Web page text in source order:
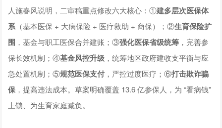
人施春风说明，二审稿重点修改六大核心：①建多层次医保体
系 （基本医保 + 大病保险 + 医疗救助 + 商保）；②生育保险扩
围 ，基金与职工医保合并建账；③强化医保省级统筹 ，完善参
保长效机制；④基金风控升级 ，统筹地区政府建收支平衡与应
急处置机制；⑤规范医保支付 ，严控过度医疗；⑥打击欺诈骗
保 ，提高违法成本。草案明确覆盖 13.6 亿参保人，为 “看病钱”
上锁、为生育家庭减负。